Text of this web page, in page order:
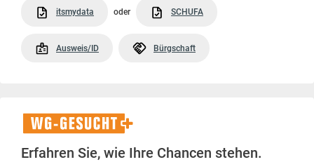
itsmydata oder SCHUFA
Ausweis/ID Bürgschaft
WG-
Gesucht+
Erfahren Sie, wie Ihre Chancen stehen.